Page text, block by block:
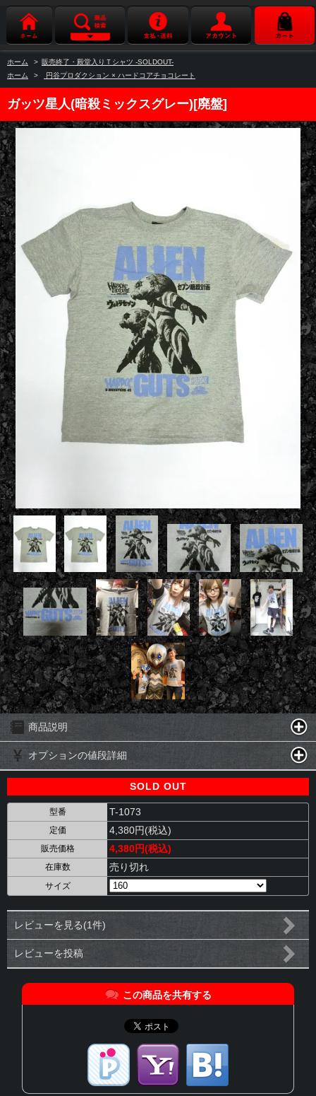
ホーム > 販売終了・殿堂入りＴシャツ -SOLDOUT-
ホーム
> 円谷プロダクション × ハードコアチョコレート
ガッツ星人(暗殺ミックスグレー)[廃盤]
商品説明
オプションの値段詳細
SOLD OUT
型番 T-1073
定価 4,380円(税込)
販売価格 4,380円(税込)
在庫数 売り切れ
サイズ
レビューを見る(1件)
レビューを投稿
この商品を共有する